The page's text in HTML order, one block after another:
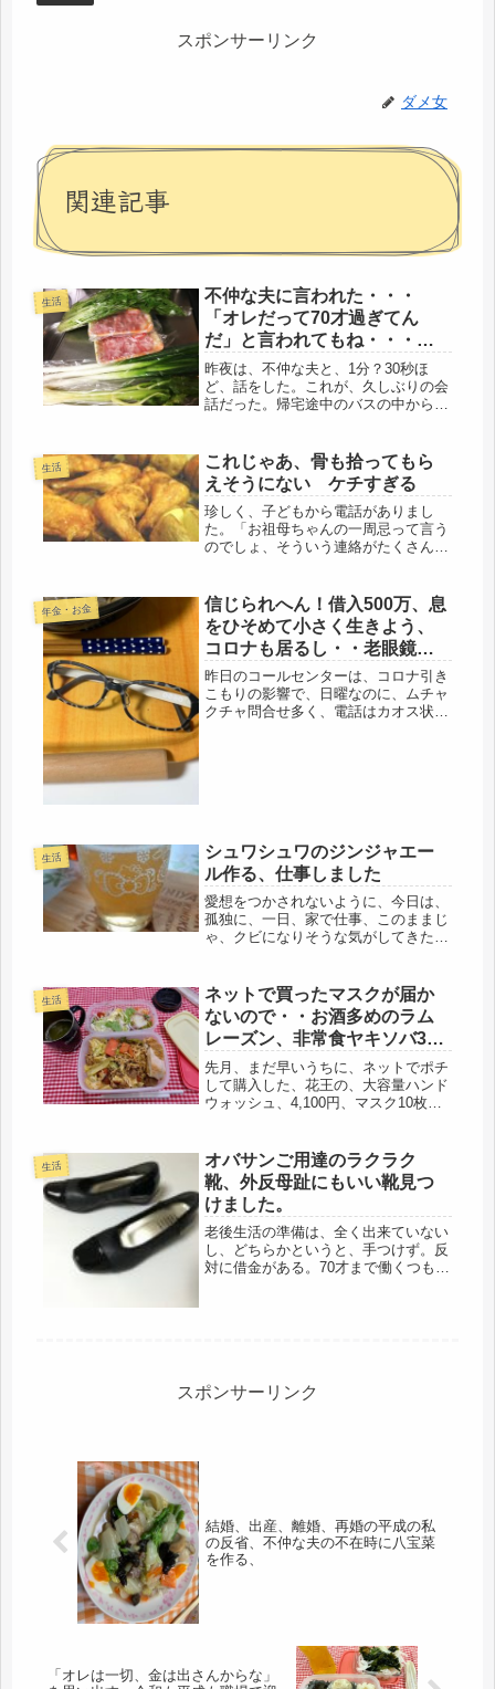
スポンサーリンク
ダメ女
関連記事
生活
不仲な夫に言われた・・・
「オレだって70才過ぎてん
だ」と言われてもね・・・お
元気そうですが・・1000円生
活続行中
昨夜は、不仲な夫と、1分？30秒ほ
ど、話をした。これが、久しぶりの会
話だった。帰宅途中のバスの中から、
た。住居と店が一緒の老夫婦がやって
いた店だ。夫が、ゴルフの後の宴会
に、お...
生活
これじゃあ、骨も拾ってもら
えそうにない ケチすぎる
珍しく、子どもから電話がありまし
た。「お祖母ちゃんの一周忌って言う
のでしょ、そういう連絡がたくさん来
です(-_-;)私が、お寺や葬儀社の言いな
りになって、高額のお金を使うと...
年金・お金
信じられへん！借入500万、息
をひそめて小さく生きよう、
コロナも居るし・・老眼鏡登
場
昨日のコールセンターは、コロナ引き
こもりの影響で、日曜なのに、ムチャ
クチャ問合せ多く、電話はカオス状
生活
シュワシュワのジンジャエー
ル作る、仕事しました
愛想をつかされないように、今日は、
孤独に、一日、家で仕事、このままじ
ゃ、クビになりそうな気がしてきた。
けど、残り2台は稼働。集中力も情け
ないほど短くなって、1時間頑張る
と、...
生活
ネットで買ったマスクが届か
ないので・・お酒多めのラム
レーズン、非常食ヤキソバ3完
食
先月、まだ早いうちに、ネットでポチ
して購入した、花王の、大容量ハンド
ウォッシュ、4,100円、マスク10枚、
5,000円ほどで買ったマスクが届きま
せん。売上げには上がってない...
生活
オバサンご用達のラクラク
靴、外反母趾にもいい靴見つ
けました。
老後生活の準備は、全く出来ていない
し、どちらかというと、手つけず。反
対に借金がある。70才まで働くつもり
スポンサーリンク
結婚、出産、離婚、再婚の平成の私
の反省、不仲な夫の不在時に八宝菜
を作る、
「オレは一切、金は出さんからな」